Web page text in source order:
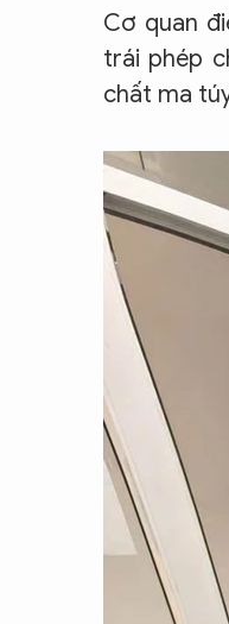
Cơ quan
trái phép
chất ma